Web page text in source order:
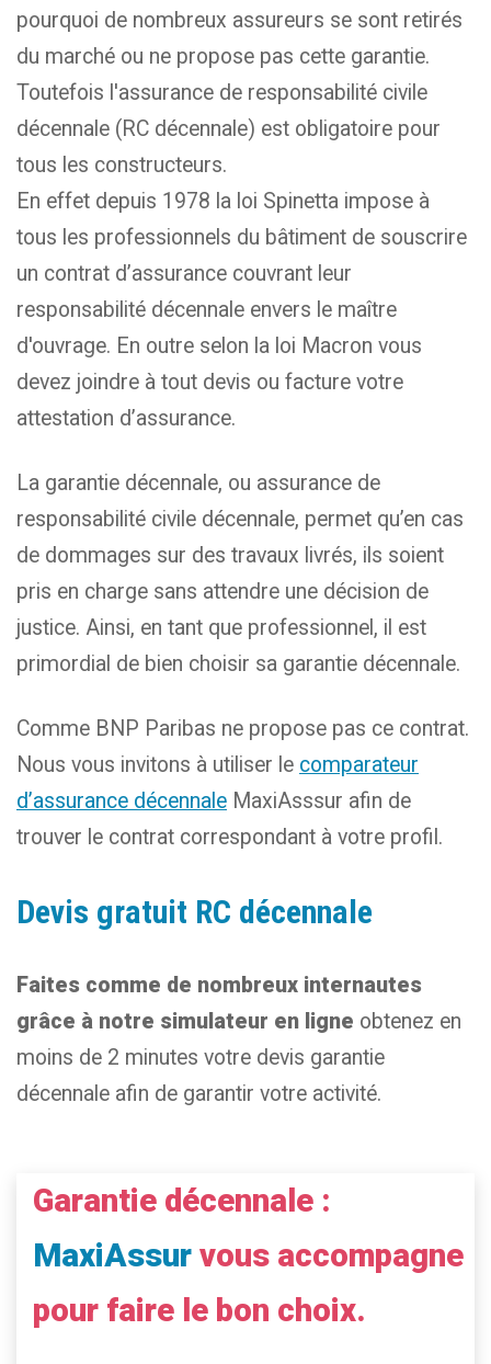
pourquoi de nombreux assureurs se sont retirés
du marché ou ne propose pas cette garantie.
Toutefois l'assurance de responsabilité civile
décennale (RC décennale) est obligatoire pour
tous les constructeurs.
En effet depuis 1978 la loi Spinetta impose à
tous les professionnels du bâtiment de souscrire
un contrat d’assurance couvrant leur
responsabilité décennale envers le maître
d'ouvrage. En outre selon la loi Macron vous
devez joindre à tout devis ou facture votre
attestation d’assurance.
La garantie décennale, ou assurance de
responsabilité civile décennale, permet qu’en cas
de dommages sur des travaux livrés, ils soient
pris en charge sans attendre une décision de
justice. Ainsi, en tant que professionnel, il est
primordial de bien choisir sa garantie décennale.
Comme BNP Paribas ne propose pas ce contrat.
Nous vous invitons à utiliser le comparateur
d’assurance décennale MaxiAsssur afin de
trouver le contrat correspondant à votre profil.
Devis gratuit RC décennale
Faites comme de nombreux internautes
grâce à notre simulateur en ligne obtenez en
moins de 2 minutes votre devis garantie
décennale afin de garantir votre activité.
Garantie décennale :
MaxiAssur vous accompagne
pour faire le bon choix.